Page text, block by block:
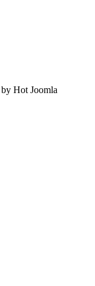
Hot Joomla